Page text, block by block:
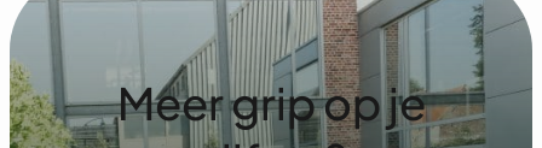
Meer grip op je